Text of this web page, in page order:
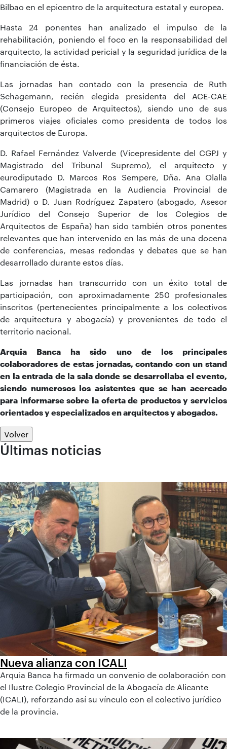
Bilbao en el epicentro de la arquitectura estatal y europea.
Hasta 24 ponentes han analizado el impulso de la
rehabilitación, poniendo el foco en la responsabilidad del
arquitecto, la actividad pericial y la seguridad jurídica de la
financiación de ésta.
Las jornadas han contado con la presencia de Ruth
Schagemann, recién elegida presidenta del ACE-CAE
(Consejo Europeo de Arquitectos), siendo uno de sus
primeros viajes oficiales como presidenta de todos los
arquitectos de Europa.
D. Rafael Fernández Valverde (Vicepresidente del CGPJ y
Magistrado del Tribunal Supremo), el arquitecto y
eurodiputado D. Marcos Ros Sempere, Dña. Ana Olalla
Camarero (Magistrada en la Audiencia Provincial de
Madrid) o D. Juan Rodríguez Zapatero (abogado, Asesor
Jurídico del Consejo Superior de los Colegios de
Arquitectos de España) han sido también otros ponentes
relevantes que han intervenido en las más de una docena
de conferencias, mesas redondas y debates que se han
desarrollado durante estos días.
Las jornadas han transcurrido con un éxito total de
participación, con aproximadamente 250 profesionales
inscritos (pertenecientes principalmente a los colectivos
de arquitectura y abogacía) y provenientes de todo el
territorio nacional.
Arquia Banca ha sido uno de los principales
colaboradores de estas jornadas, contando con un stand
en la entrada de la sala donde se desarrollaba el evento,
siendo numerosos los asistentes que se han acercado
para informarse sobre la oferta de productos y servicios
orientados y especializados en arquitectos y abogados.
Volver
Últimas noticias
Nueva alianza con ICALI
Arquia Banca ha firmado un convenio de colaboración con
el Ilustre Colegio Provincial de la Abogacía de Alicante
(ICALI), reforzando así su vínculo con el colectivo jurídico
de la provincia.